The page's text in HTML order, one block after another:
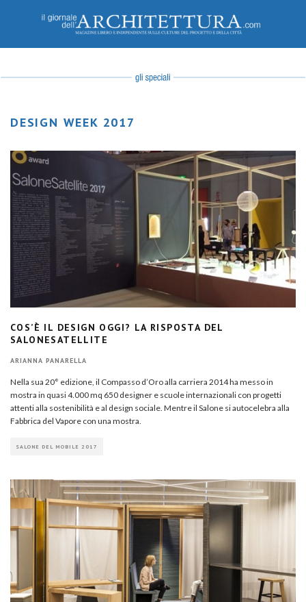
DESIGN WEEK 2017
COS’È IL DESIGN OGGI? LA RISPOSTA DEL
SALONESATELLITE
ARIANNA PANARELLA
Nella sua 20° edizione, il Compasso d’Oro alla carriera 2014 ha messo in
mostra in quasi 4.000 mq 650 designer e scuole internazionali con progetti
attenti alla sostenibilità e al design sociale. Mentre il Salone si autocelebra alla
Fabbrica del Vapore con una mostra.
SALONE DEL MOBILE 2017